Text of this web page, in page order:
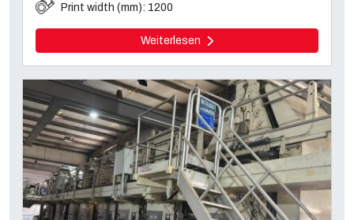
Print width (mm): 1200
Weiterlesen